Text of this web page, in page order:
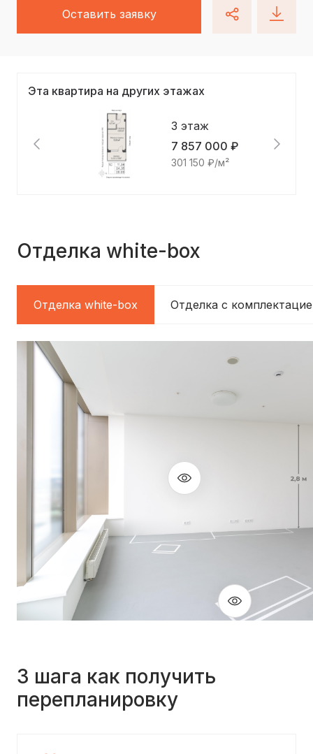
Оставить заявку
Эта квартира на других этажах
3 этаж
7 857 000 ₽
301 150 ₽/м²
Отделка white-box
Отделка white-box Отделка c
3 шага как получить
перепланировку